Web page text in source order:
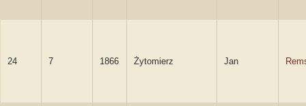
24 7 1866 Żytomierz Jan